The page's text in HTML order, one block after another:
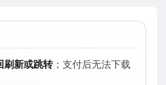
刷新或跳转；支付后无法下载